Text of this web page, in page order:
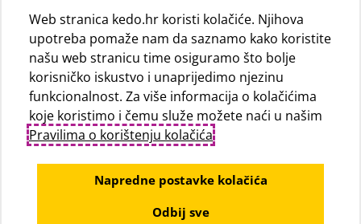
Web stranica kedo.hr koristi kolačiće. Njihova
upotreba pomaže nam da saznamo kako koristite
našu web stranicu time osiguramo što bolje
korisničko iskustvo i unaprijedimo njezinu
funkcionalnost. Za više informacija o kolačićima
koje koristimo i čemu služe možete naći u našim
Pravilima o korištenju kolačića.
Napredne postavke kolačića
Odbij sve
Navedene maloprodajne cijene vrijede isključivo za kupnju
proizvoda putem Internet trgovine i mogu se razlikovati od
maloprodajnih cijena u maloprodajnim trgovinama.